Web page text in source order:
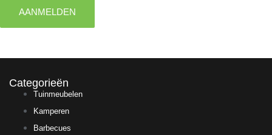
AANMELDEN
Categorieën
Tuinmeubelen
Kamperen
Barbecues